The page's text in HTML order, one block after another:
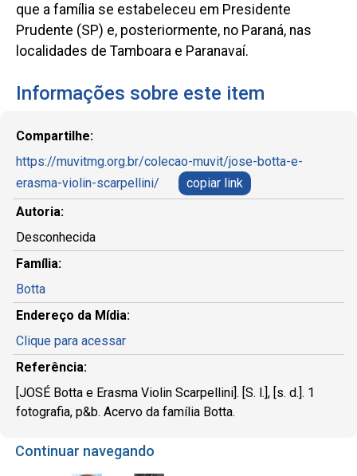
que a família se estabeleceu em Presidente
Prudente (SP) e, posteriormente, no Paraná, nas
localidades de Tamboara e Paranavaí.
Informações sobre este item
Compartilhe:
https://muvitmg.org.br/colecao-muvit/jose-botta-e-
erasma-violin-scarpellini/
copiar link
Autoria:
Desconhecida
Família:
Botta
Endereço da Mídia:
Clique para acessar
Referência:
[JOSÉ Botta e Erasma Violin Scarpellini]. [S. l.], [s. d.]. 1
fotografia, p&b. Acervo da família Botta.
Continuar navegando